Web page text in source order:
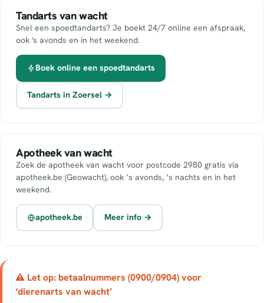
Tandarts van wacht
Snel een spoedtandarts? Je boekt 24/7 online een afspraak,
ook 's avonds en in het weekend.
Boek online een spoedtandarts
Tandarts in Zoersel →
Apotheek van wacht
Zoek de apotheek van wacht voor postcode 2980 gratis via
apotheek.be (Geowacht), ook ’s avonds, ’s nachts en in het
weekend.
apotheek.be Meer info →
⚠ Let op: betaalnummers (0900/0904) voor
‘dierenarts van wacht’